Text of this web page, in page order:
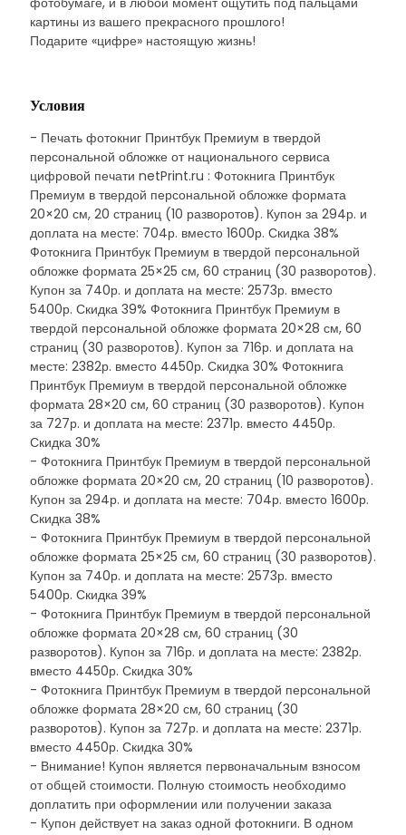
картины из вашего прекрасного прошлого!
Подарите «цифре» настоящую жизнь!
Условия
- Печать фотокниг Принтбук Премиум в твердой
персональной обложке от национального сервиса
цифровой печати netPrint.ru : Фотокнига Принтбук
Премиум в твердой персональной обложке формата
20×20 см, 20 страниц (10 разворотов). Купон за 294р. и
доплата на месте: 704р. вместо 1600р. Скидка 38%
Фотокнига Принтбук Премиум в твердой персональной
обложке формата 25×25 см, 60 страниц (30 разворотов).
Купон за 740р. и доплата на месте: 2573р. вместо
5400р. Скидка 39% Фотокнига Принтбук Премиум в
твердой персональной обложке формата 20×28 см, 60
страниц (30 разворотов). Купон за 716р. и доплата на
месте: 2382р. вместо 4450р. Скидка 30% Фотокнига
Принтбук Премиум в твердой персональной обложке
формата 28×20 см, 60 страниц (30 разворотов). Купон
за 727р. и доплата на месте: 2371р. вместо 4450р.
Скидка 30%
- Фотокнига Принтбук Премиум в твердой персональной
обложке формата 20×20 см, 20 страниц (10 разворотов).
Купон за 294р. и доплата на месте: 704р. вместо 1600р.
Скидка 38%
- Фотокнига Принтбук Премиум в твердой персональной
обложке формата 25×25 см, 60 страниц (30 разворотов).
Купон за 740р. и доплата на месте: 2573р. вместо
5400р. Скидка 39%
- Фотокнига Принтбук Премиум в твердой персональной
обложке формата 20×28 см, 60 страниц (30
разворотов). Купон за 716р. и доплата на месте: 2382р.
вместо 4450р. Скидка 30%
- Фотокнига Принтбук Премиум в твердой персональной
обложке формата 28×20 см, 60 страниц (30
разворотов). Купон за 727р. и доплата на месте: 2371р.
вместо 4450р. Скидка 30%
- Внимание! Купон является первоначальным взносом
от общей стоимости. Полную стоимость необходимо
доплатить при оформлении или получении заказа
- Купон действует на заказ одной фотокниги. В одном